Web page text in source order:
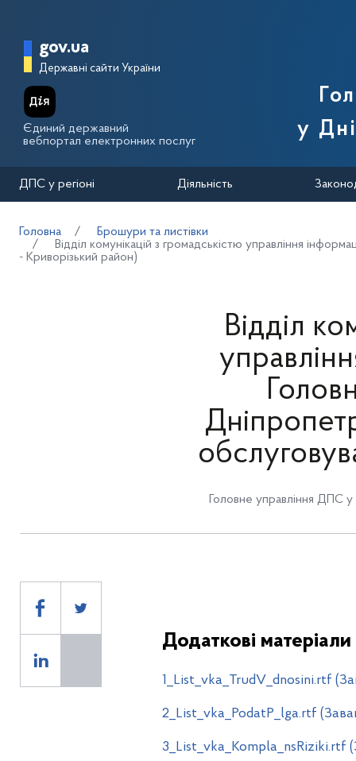
Головна сторінка Державної
gov.ua
Державні сайти України
Єдиний державний
вебпортал електронних послуг
у
ДПС у регіоні Діяльність
Головна
Брошури та листівки
Відділ комунікацій з громадськістю управління
- Криворізький район)
Відділ
Головне управління ДПС у
Додаткові матеріали
1_List_vka_TrudV_dnosini.rtf
2_List_vka_PodatP_lga.rtf
3_List_vka_Kompla_nsRiziki.rtf